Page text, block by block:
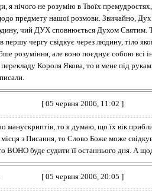
я нічого не розумію в Твоїх
предмету нашої розмови. Звичайно, Дух
чий ДУХ сповнюється Духом Святим.
першу чергу свідкує через людину, тіло
розуміння, але воно поєднує собою всі
Короля Якова, то в мене під
[ 05 червня 2006, 11:02 ]
манускриптів, то я думаю, що їх вік
з Писання, то Слово Боже може
ВОНО буде судити її останнього дня. А
[ 05 червня 2006, 20:05 ]